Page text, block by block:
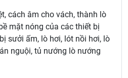
cách âm cho vách, thành lò
mặt nóng của các thiết bị
sưởi ấm, lò hơi, lót nồi hơi, lò
nguội, tủ nướng lò nướng